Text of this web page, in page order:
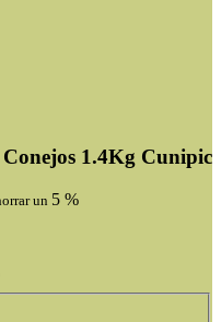
1.4Kg Cunipic
un 5 %